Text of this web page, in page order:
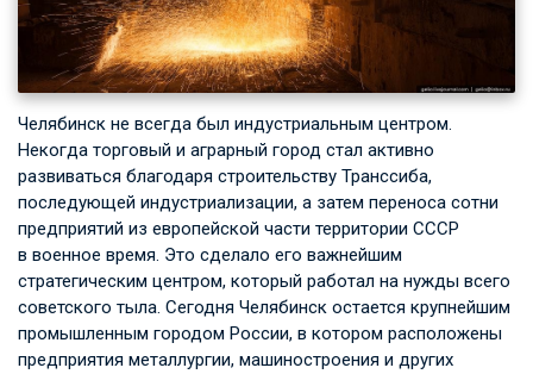
Челябинск не всегда был индустриальным центром.
Некогда торговый и аграрный город стал активно
развиваться благодаря строительству Транссиба,
последующей индустриализации, а затем переноса сотни
предприятий из европейской части территории СССР
в военное время. Это сделало его важнейшим
стратегическим центром, который работал на нужды всего
советского тыла. Сегодня Челябинск остается крупнейшим
промышленным городом России, в котором расположены
предприятия металлургии, машиностроения и других